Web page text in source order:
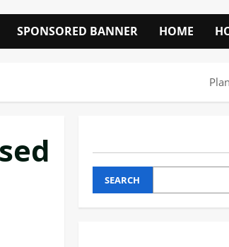
HOME
SPONSORED BANNER
SEARCH